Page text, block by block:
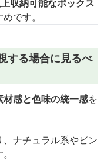
収納可能なボックス
です。
する場合に見るべ
材感と色味の統一感を
ナチュラル系やビン